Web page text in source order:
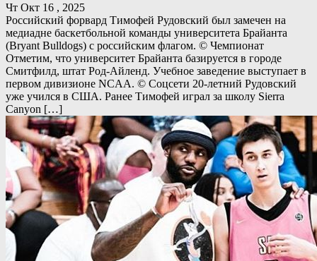
Чт Окт 16 , 2025
Российский форвард Тимофей Рудовский был замечен на
медиадне баскетбольной команды университета Брайанта
(Bryant Bulldogs) с российским флагом. © Чемпионат
Отметим, что университет Брайанта базируется в городе
Смитфилд, штат Род-Айленд. Учебное заведение выступает в
первом дивизионе NCAA. © Соцсети 20-летний Рудовский
уже учился в США. Ранее Тимофей играл за школу Sierra
Canyon […]